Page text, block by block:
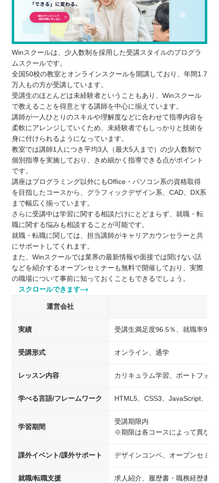
Winスクールは、少人数制を採用した受講スタイルのプログラ
ムスクールです。
全国50校の教室とオンラインスクールを開講しており、年間1.7
万人もの方が受講しています。
受講生のほとんどは未経験者ということもあり、Winスクール
で教えることを得意とする講師を中心に揃えています。
講師が一人ひとりのスキルや理解度などに合わせて指導内容を
柔軟にアレンジしていくため、未経験者でもしっかりと技術を
身に付けられるようになっています。
教室では講師1人につき平均3人（最大5人まで）の少人数制で
個別指導を実施しており、きめ細かく指導できる点がポイント
です。
講座はプログラミング以外にもOffice・パソコン系の資格取得
を目指したコースから、グラフィックデザイン系、CAD、DX系
まで幅広く揃っています。
さらに受講中は学習に関する相談だけにとどまらず、就職・転
職に関する悩みも相談することが可能です。
就職・転職に関しては、担当講師がキャリアカウンセラーと共
にサポートしてくれます。
また、Winスクールでは業界の最新情報や面接では聞けない話
などを紹介するオープンセミナーも無料で開催しており、実際
の職場について事前に知っておくこともできるでしょう。
スクロールできます
運営会社
実績 受講生満足度96.5％、就職率96％
受講形式 オンライン、通学
レッスン内容 カリキュラム学習、ポートフォリ
学べる言語/フレームワーク HTML5、CSS3、JavaScript、
学習期間
受講期限内
※期限は各コースによって異なり
課外イベント/課外サポート デザインコンペ、オープンセミナ
就職/転職支援 求人紹介、履歴書・職務経歴書